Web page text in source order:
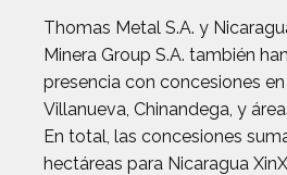
Thomas Metal S.A. y
Minera Group S.A. también
presencia con concesiones
Villanueva, Chinandega, y
En total, las concesiones
hectáreas para Nicaragua